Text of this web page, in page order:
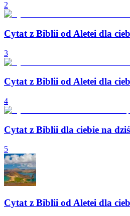
2
Cytat z Biblii od Aletei dla
3
Cytat z Biblii od Aletei dla
4
Cytat z Biblii dla ciebie na
5
Cytat z Biblii od Aletei dla